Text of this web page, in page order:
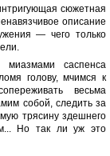
сюжетная
описание
— чего только
миазмами саспенса
голову, мчимся к
весьма
собой, следить за
трясину здешнего
Но так ли уж это